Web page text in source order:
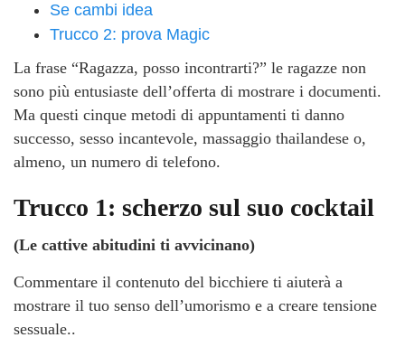
Se cambi idea
Trucco 2: prova Magic
La frase “Ragazza, posso incontrarti?” le ragazze non
sono più entusiaste dell’offerta di mostrare i documenti.
Ma questi cinque metodi di appuntamenti ti danno
successo, sesso incantevole, massaggio thailandese o,
almeno, un numero di telefono.
Trucco 1: scherzo sul suo cocktail
(Le cattive abitudini ti avvicinano)
Commentare il contenuto del bicchiere ti aiuterà a
mostrare il tuo senso dell’umorismo e a creare tensione
sessuale..